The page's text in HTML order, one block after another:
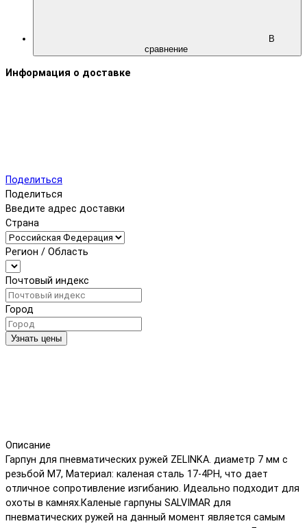
В
сравнение
Информация о доставке
Поделиться
Поделиться
Введите адрес доставки
Страна
Регион / Область
Почтовый индекс
Город
Узнать цены
Описание
Гарпун для пневматических ружей ZELINKA. диаметр 7 мм с
резьбой М7, Материал: каленая сталь 17-4PH, что дает
отличное сопротивление изгибанию. Идеально подходит для
охоты в камнях.Каленые гарпуны SALVIMAR для
пневматических ружей на данный момент является самым